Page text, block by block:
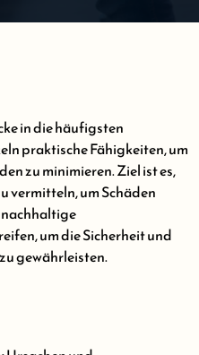
in die häufigsten
praktische Fähigkeiten, um
zu minimieren. Ziel ist es,
vermitteln, um Schäden
um die Sicherheit und
gewährleisten.